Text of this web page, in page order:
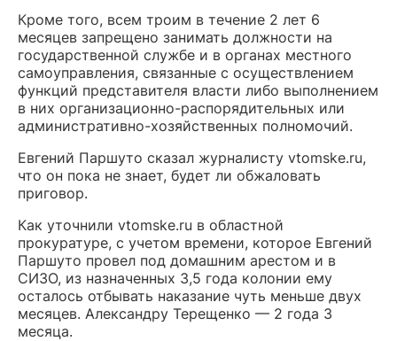
Кроме того, всем троим в течение 2 лет 6
месяцев запрещено занимать должности на
государственной службе и в органах местного
самоуправления, связанные с осуществлением
функций представителя власти либо выполнением
в них организационно-распорядительных или
административно-хозяйственных полномочий.
Евгений Паршуто сказал журналисту vtomske.ru,
что он пока не знает, будет ли обжаловать
приговор.
Как уточнили vtomske.ru в областной
прокуратуре, с учетом времени, которое Евгений
Паршуто провел под домашним арестом и в
СИЗО, из назначенных 3,5 года колонии ему
осталось отбывать наказание чуть меньше двух
месяцев. Александру Терещенко — 2 года 3
месяца.